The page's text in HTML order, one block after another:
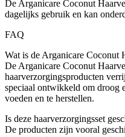
De Arganicare Coconut
dagelijks gebruik en kan
FAQ
Wat is de Arganicare Coconut
De Arganicare Coconut
haarverzorgingsproducten
speciaal ontwikkeld om droog
voeden en te herstellen.
Is deze haarverzorgingsset
De producten zijn vooral